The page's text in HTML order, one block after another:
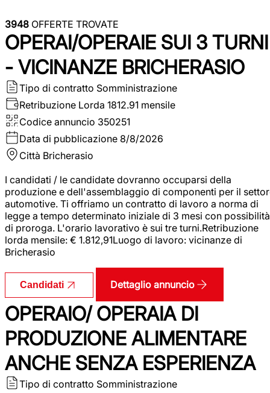
3948 OFFERTE TROVATE
OPERAI/OPERAIE SUI 3 TURNI
- VICINANZE BRICHERASIO
Tipo di contratto Somministrazione
Retribuzione Lorda 1812.91 mensile
Codice annuncio 350251
Data di pubblicazione 8/8/2026
Città Bricherasio
I candidati / le candidate dovranno occuparsi della
produzione e dell'assemblaggio di componenti per il
automotive. Ti offriamo un contratto di lavoro a norma di
legge a tempo determinato iniziale di 3 mesi con possibilità
di proroga. L'orario lavorativo è sui tre turni.Retribuzione
lorda mensile: € 1.812,91Luogo di lavoro: vicinanze di
Bricherasio
Candidati Dettaglio annuncio
OPERAIO/ OPERAIA DI
PRODUZIONE ALIMENTARE
ANCHE SENZA ESPERIENZA
Tipo di contratto Somministrazione